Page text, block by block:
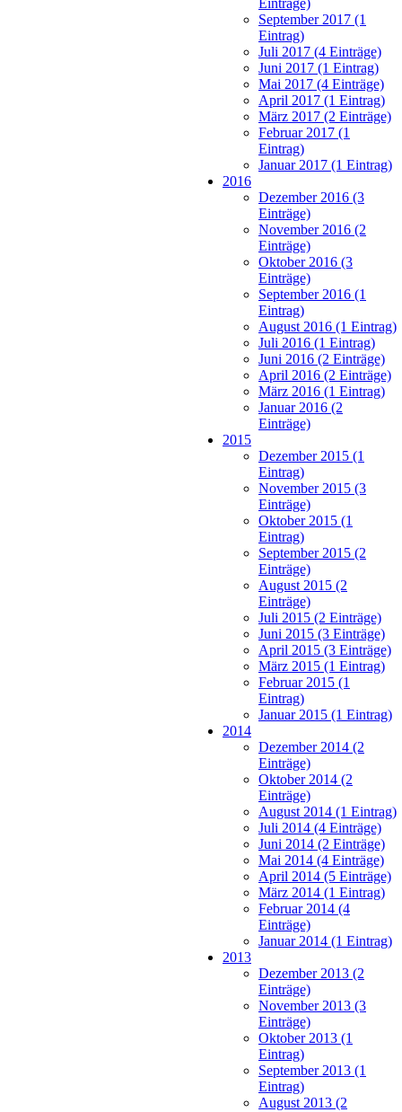
Einträge)
September 2017 (1
Eintrag)
Juli 2017 (4 Einträge)
Juni 2017 (1 Eintrag)
Mai 2017 (4 Einträge)
April 2017 (1 Eintrag)
März 2017 (2 Einträge)
Februar 2017 (1
Eintrag)
Januar 2017 (1 Eintrag)
2016
Dezember 2016 (3
Einträge)
November 2016 (2
Einträge)
Oktober 2016 (3
Einträge)
September 2016 (1
Eintrag)
August 2016 (1 Eintrag)
Juli 2016 (1 Eintrag)
Juni 2016 (2 Einträge)
April 2016 (2 Einträge)
März 2016 (1 Eintrag)
Januar 2016 (2
Einträge)
2015
Dezember 2015 (1
Eintrag)
November 2015 (3
Einträge)
Oktober 2015 (1
Eintrag)
September 2015 (2
Einträge)
August 2015 (2
Einträge)
Juli 2015 (2 Einträge)
Juni 2015 (3 Einträge)
April 2015 (3 Einträge)
März 2015 (1 Eintrag)
Februar 2015 (1
Eintrag)
Januar 2015 (1 Eintrag)
2014
Dezember 2014 (2
Einträge)
Oktober 2014 (2
Einträge)
August 2014 (1 Eintrag)
Juli 2014 (4 Einträge)
Juni 2014 (2 Einträge)
Mai 2014 (4 Einträge)
April 2014 (5 Einträge)
März 2014 (1 Eintrag)
Februar 2014 (4
Einträge)
Januar 2014 (1 Eintrag)
2013
Dezember 2013 (2
Einträge)
November 2013 (3
Einträge)
Oktober 2013 (1
Eintrag)
September 2013 (1
Eintrag)
August 2013 (2